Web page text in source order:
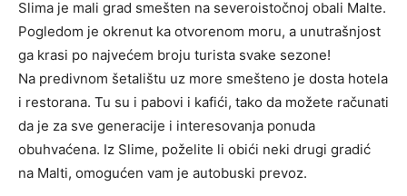
Slima je mali grad smešten na severoistočnoj obali Malte.
Pogledom je okrenut ka otvorenom moru, a unutrašnjost
ga krasi po najvećem broju turista svake sezone!
Na predivnom šetalištu uz more smešteno je dosta hotela
i restorana. Tu su i pabovi i kafići, tako da možete računati
da je za sve generacije i interesovanja ponuda
obuhvaćena. Iz Slime, poželite li obići neki drugi gradić
na Malti, omogućen vam je autobuski prevoz.